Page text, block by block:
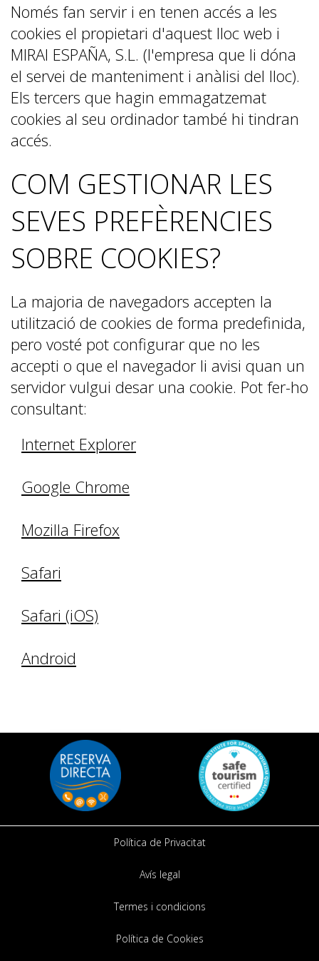
Només fan servir i en tenen accés a les
cookies el propietari d'aquest lloc web i
MIRAI ESPAÑA, S.L. (l'empresa que li dóna
el servei de manteniment i anàlisi del lloc).
Els tercers que hagin emmagatzemat
cookies al seu ordinador també hi tindran
accés.
COM GESTIONAR LES
SEVES PREFÈRENCIES
SOBRE COOKIES?
La majoria de navegadors accepten la
utilització de cookies de forma predefinida,
pero vosté pot configurar que no les
accepti o que el navegador li avisi quan un
servidor vulgui desar una cookie. Pot fer-ho
consultant:
Internet Explorer
Google Chrome
Mozilla Firefox
Safari
Safari (iOS)
Android
Política de Privacitat
Avís legal
Termes i condicions
Política de Cookies